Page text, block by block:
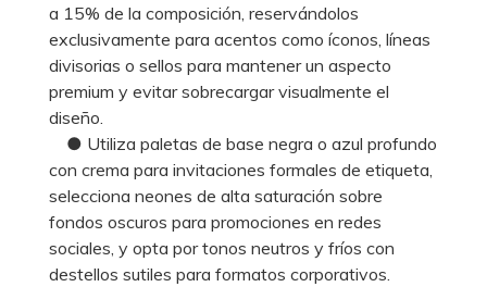
a 15% de la composición, reservándolos
exclusivamente para acentos como íconos, líneas
divisorias o sellos para mantener un aspecto
premium y evitar sobrecargar visualmente el
diseño.
● Utiliza paletas de base negra o azul profundo
con crema para invitaciones formales de etiqueta,
selecciona neones de alta saturación sobre
fondos oscuros para promociones en redes
sociales, y opta por tonos neutros y fríos con
destellos sutiles para formatos corporativos.